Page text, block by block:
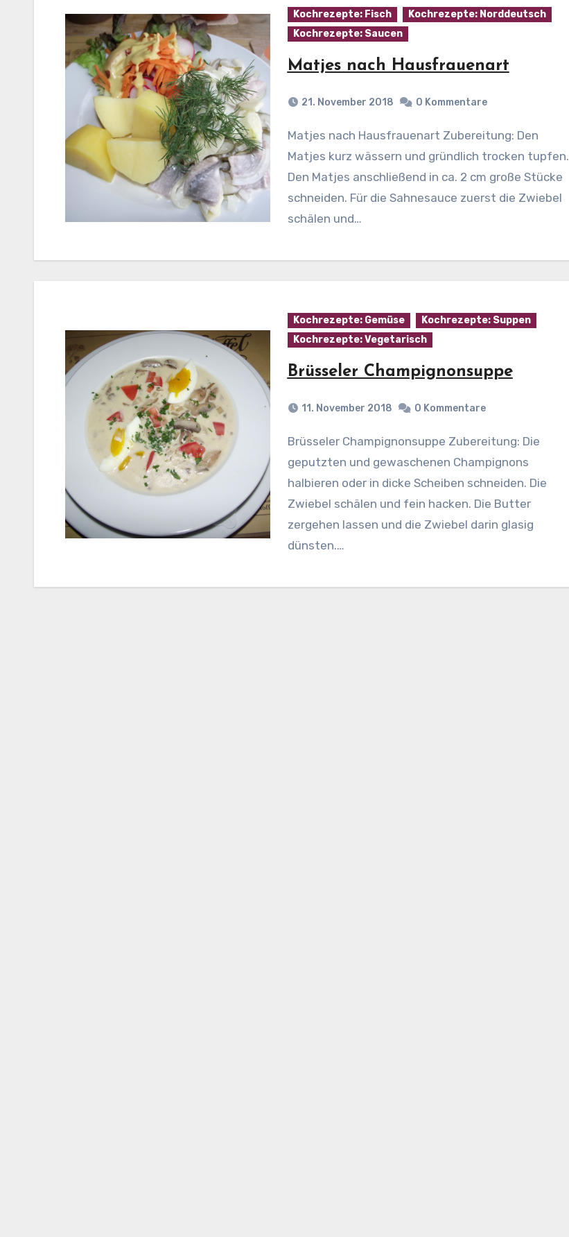
Kochrezepte: Fisch
Kochrezepte: Norddeutsch
Kochrezepte: Saucen
Matjes nach Hausfrauenart
21. November 2018 0 Kommentare
Matjes nach Hausfrauenart Zubereitung: Den
Matjes kurz wässern und gründlich trocken tupfen.
Den Matjes anschließend in ca. 2 cm große Stücke
schneiden. Für die Sahnesauce zuerst die Zwiebel
schälen und…
Kochrezepte: Gemüse
Kochrezepte: Suppen
Kochrezepte: Vegetarisch
Brüsseler Champignonsuppe
11. November 2018 0 Kommentare
Brüsseler Champignonsuppe Zubereitung: Die
geputzten und gewaschenen Champignons
halbieren oder in dicke Scheiben schneiden. Die
Zwiebel schälen und fein hacken. Die Butter
zergehen lassen und die Zwiebel darin glasig
dünsten.…